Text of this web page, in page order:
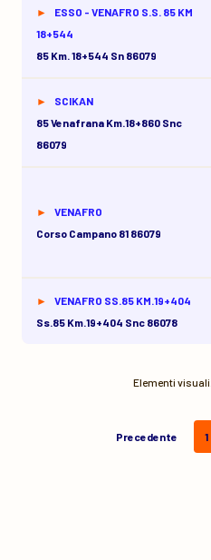
ESSO - VENAFRO S.S. 85 KM
18+544
85 Km. 18+544 Sn 86079
SCIKAN
85 Venafrana Km.18+860 Snc
86079
VENAFRO
Corso Campano 81 86079
VENAFRO SS.85 KM.19+404
Ss.85 Km.19+404 Snc 86078
Elementi
Precedente 1